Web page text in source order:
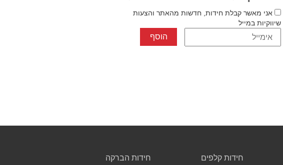
אני מאשר קבלת חידות, חדשות מהאתר והצעות
שיווקיות במייל
חידות קלפים חידות הברקה